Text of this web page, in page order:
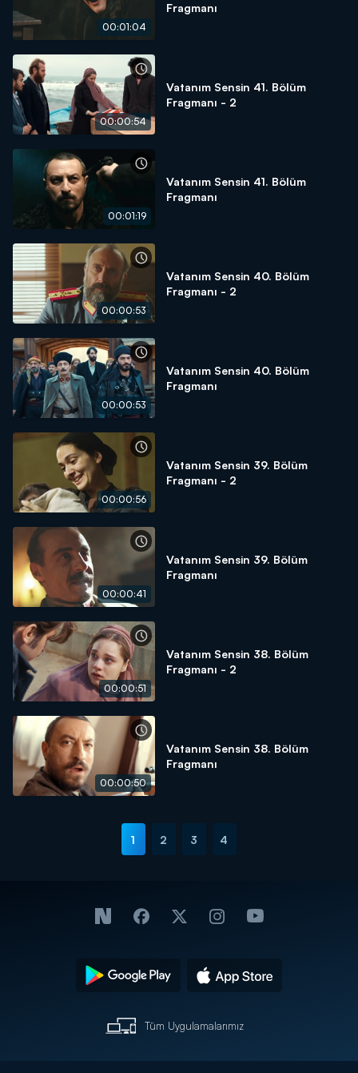
00:01:04
Fragmanı
00:00:54
Vatanım Sensin 41. Bölüm
Fragmanı - 2
00:01:19
Vatanım Sensin 41. Bölüm
Fragmanı
00:00:53
Vatanım Sensin 40. Bölüm
Fragmanı - 2
00:00:53
Vatanım Sensin 40. Bölüm
Fragmanı
00:00:56
Vatanım Sensin 39. Bölüm
Fragmanı - 2
00:00:41
Vatanım Sensin 39. Bölüm
Fragmanı
00:00:51
Vatanım Sensin 38. Bölüm
Fragmanı - 2
00:00:50
Vatanım Sensin 38. Bölüm
Fragmanı
1 2 3 4
Tüm Uygulamalarımız